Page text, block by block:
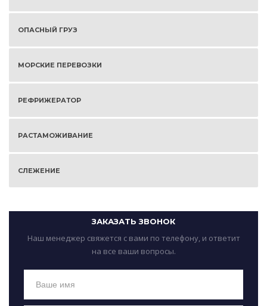
ОПАСНЫЙ ГРУЗ
МОРСКИЕ ПЕРЕВОЗКИ
РЕФРИЖЕРАТОР
РАСТАМОЖИВАНИЕ
СЛЕЖЕНИЕ
ЗАКАЗАТЬ ЗВОНОК
Наш менеджер свяжется с вами по телефону, и ответит
на все ваши вопросы.